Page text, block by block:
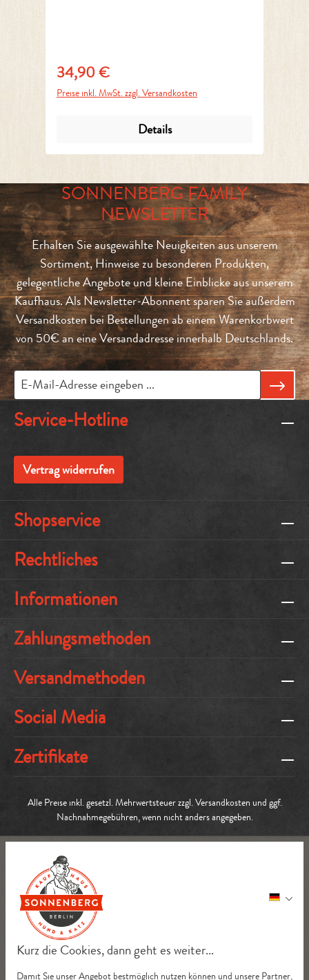
Kurz die Cookies, dann geht es weiter...
Damit Sie unser Angebot bestmöglich nutzen können und unsere Partner,
Regulärer Preis:
34,90 €
Preise inkl. MwSt. zzgl. Versandkosten
Details
SONNENBERG FAMILY
NEWSLETTER
Erhalten Sie ausgewählte Neuigkeiten aus unserem
Sortiment, Hinweise zu besonderen Produkten,
gelegentliche Angebote und kleine Einblicke aus unserem
Kaufhaus. Als Newsletter-Abonnent sparen Sie außerdem
Versandkosten bei Bestellungen ab einem Warenkorbwert
von 50€ an eine Versandadresse innerhalb Deutschlands.
Service-Hotline
Vertrag widerrufen
Shopservice
Rechtliches
Informationen
Zahlungsmethoden
Versandmethoden
Social Media
Zertifikate
Alle Preise inkl. gesetzl. Mehrwertsteuer zzgl.Versandkosten und ggf.
Nachnahmegebühren, wenn nicht anders angegeben.